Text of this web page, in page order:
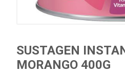
SUSTAGEN
MORANGO 400G